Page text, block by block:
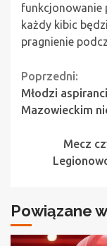
funkcjonowanie
każdy kibic
pragnienie
Continue
Reading
Poprzedni:
Młodzi
Mazowieckim
Mecz
Powiązane